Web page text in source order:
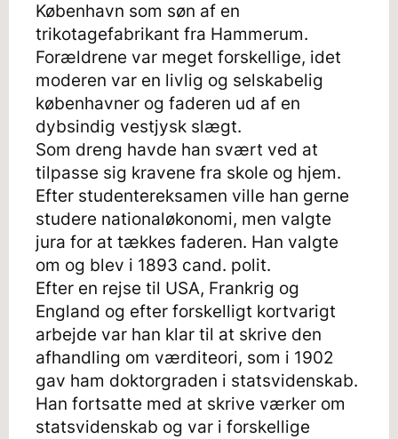
København som søn af en
trikotagefabrikant fra Hammerum.
Forældrene var meget forskellige, idet
moderen var en livlig og selskabelig
københavner og faderen ud af en
dybsindig vestjysk slægt.
Som dreng havde han svært ved at
tilpasse sig kravene fra skole og hjem.
Efter studentereksamen ville han gerne
studere nationaløkonomi, men valgte
jura for at tækkes faderen. Han valgte
om og blev i 1893 cand. polit.
Efter en rejse til USA, Frankrig og
England og efter forskelligt kortvarigt
arbejde var han klar til at skrive den
afhandling om værditeori, som i 1902
gav ham doktorgraden i statsvidenskab.
Han fortsatte med at skrive værker om
statsvidenskab og var i forskellige